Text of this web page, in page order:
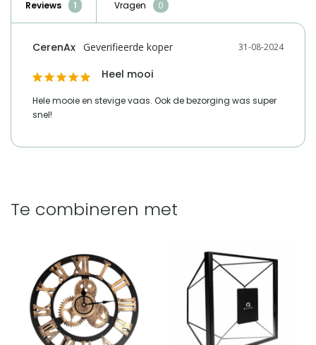
HomeLiving.nl
marktdeelnemer in de eu
marktdeelnemer in de eu
product-
compliance@homeliving.nl
marktdeelnemer in de eu
Vergelijk met alternatieven
Reviews Vragen
31-08-2024
CerenAx
Heel mooi
Hele mooie en stevige vaas. Ook de bezorging was super
snel!
Te combineren met